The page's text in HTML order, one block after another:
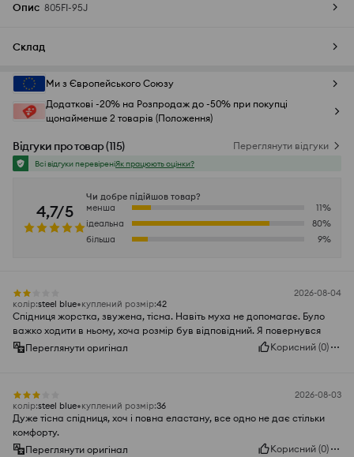
Опис 805FI-95J
Склад
Ми з Європейського Союзу
Додаткові -20% на Розпродаж до -50% при покупці
щонайменше 2 товарів (Положення)
Відгуки про товар(115) Переглянути відгуки
Всі відгуки перевіреніЯк працюють оцінки?
4,7/5
Чи добре підійшов товар?
менша
11%
ідеальна
80%
більша
9%
2026-08-04
колір:steel blue куплений розмір:42
Спідниця жорстка, звужена, тісна. Навіть муха не допомагає. Було
важко ходити в ньому, хоча розмір був відповідний. Я повернувся
Переглянути оригінал
Корисний (0)
2026-08-03
колір:steel blue куплений розмір:36
Дуже тісна спідниця, хоч і повна еластану, все одно не дає стільки
комфорту.
Переглянути оригінал
Корисний (0)